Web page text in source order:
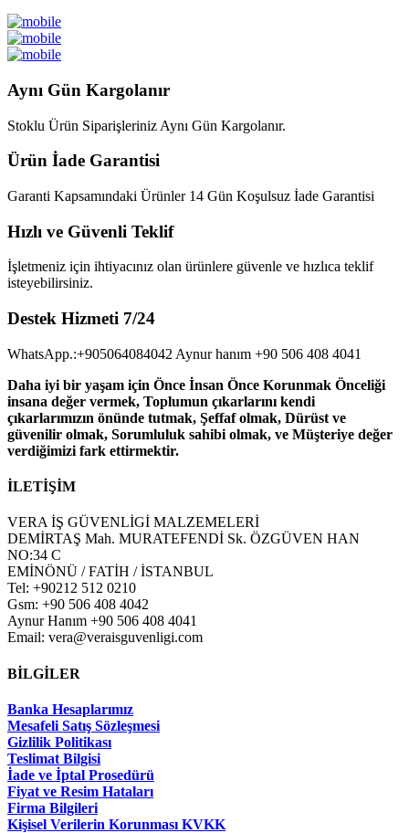
Aynı Gün Kargolanır
Stoklu Ürün Siparişleriniz Aynı Gün Kargolanır.
Ürün İade Garantisi
Garanti Kapsamındaki Ürünler 14 Gün Koşulsuz İade Garantisi
Hızlı ve Güvenli Teklif
İşletmeniz için ihtiyacınız olan ürünlere güvenle ve hızlıca teklif
isteyebilirsiniz.
Destek Hizmeti 7/24
WhatsApp.:+905064084042 Aynur hanım +90 506 408 4041
Daha iyi bir yaşam için Önce İnsan Önce Korunmak Önceliği
insana değer vermek, Toplumun çıkarlarını kendi
çıkarlarımızın önünde tutmak, Şeffaf olmak, Dürüst ve
güvenilir olmak, Sorumluluk sahibi olmak, ve Müşteriye değer
verdiğimizi fark ettirmektir.
İLETİŞİM
VERA İŞ GÜVENLİGİ MALZEMELERİ
DEMİRTAŞ Mah. MURATEFENDİ Sk. ÖZGÜVEN HAN
NO:34 C
EMİNÖNÜ / FATİH / İSTANBUL
Tel: +90212 512 0210
Gsm: +90 506 408 4042
Aynur Hanım +90 506 408 4041
Email: vera@veraisguvenligi.com
BİLGİLER
Banka Hesaplarımız
Mesafeli Satış Sözleşmesi
Gizlilik Politikası
Teslimat Bilgisi
İade ve İptal Prosedürü
Fiyat ve Resim Hataları
Firma Bilgileri
Kişisel Verilerin Korunması KVKK